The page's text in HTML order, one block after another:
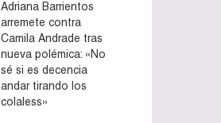
Adriana Barrientos
arremete contra
Camila Andrade tras
nueva polémica: «No
sé si es decencia
andar tirando los
colaless»